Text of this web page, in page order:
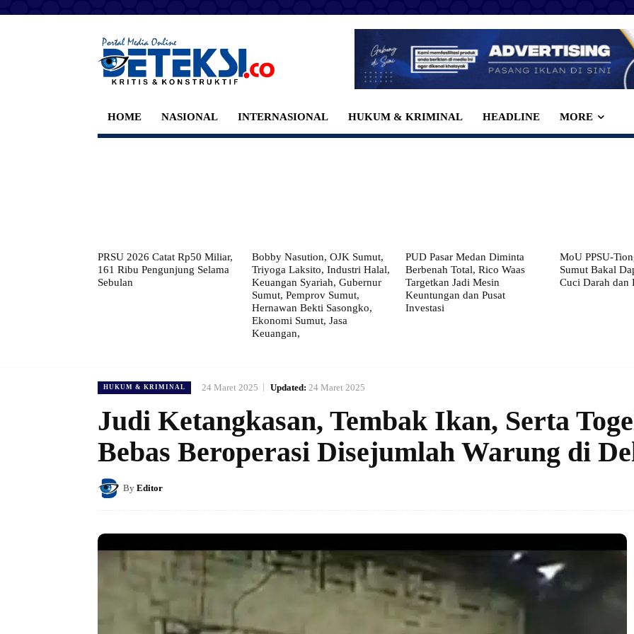
HOME NASIONAL INTERNASIONAL HUKUM & KRIMINAL HEADLINE MORE
PRSU 2026 Catat Rp50 Miliar,
161 Ribu Pengunjung Selama
Sebulan
Bobby Nasution, OJK Sumut,
Triyoga Laksito, Industri Halal,
Keuangan Syariah, Gubernur
Sumut, Pemprov Sumut,
Hernawan Bekti Sasongko,
Ekonomi Sumut, Jasa
Keuangan,
PUD Pasar Medan Diminta
Berbenah Total, Rico Waas
Targetkan Jadi Mesin
Keuntungan dan Pusat
Investasi
MoU PPSU-
Sumut Bakal
Cuci Darah dan
HUKUM & KRIMINAL 24 Maret 2025 Updated: 24 Maret 2025
Judi Ketangkasan, Tembak Ikan, Serta
Bebas Beroperasi Disejumlah Warung di
By Editor